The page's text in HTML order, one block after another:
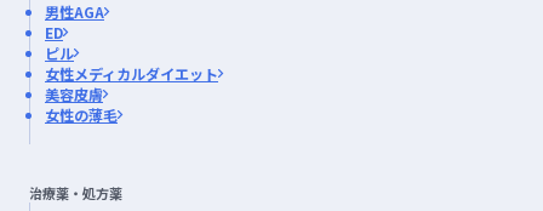
男性AGA
ED
ピル
女性メディカルダイエット
美容皮膚
女性の薄毛
治療薬・処方薬